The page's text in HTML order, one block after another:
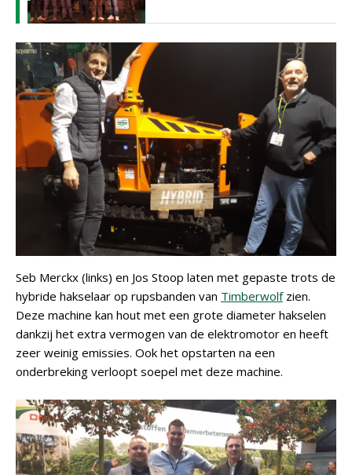
Seb Merckx (links) en Jos Stoop laten met gepaste trots de
hybride hakselaar op rupsbanden van Timberwolfzien.
Deze machine kan hout met een grote diameter hakselen
dankzij het extra vermogen van de elektromotor en heeft
zeer weinig emissies. Ook het opstarten na een
onderbreking verloopt soepel met deze machine.